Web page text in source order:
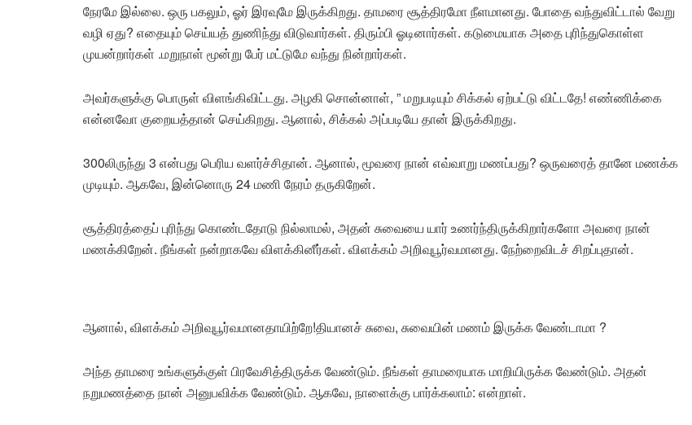
நேரமே இல்லை. ஒரு பகலும், ஓர் இரவுமே இருக்கிறது. தாமரை சூத்திரமோ நீளமானது. போதை வந்துவிட்டால் வேறு
வழி ஏது? எதையும் செய்யத் துணிந்து விடுவார்கள். திரும்பி ஓடினார்கள். கடுமையாக அதை புரிந்துகொள்ள
முயன்றார்கள் .மறுநாள் மூன்று பேர் மட்டுமே வந்து நின்றார்கள்.
அவர்களுக்கு பொருள் விளங்கிவிட்டது. அழகி சொன்னாள், ” மறுபடியும் சிக்கல் ஏற்பட்டு விட்டதே! எண்ணிக்கை
என்னவோ குறையத்தான் செய்கிறது. ஆனால், சிக்கல் அப்படியே தான் இருக்கிறது.
300லிருந்து 3 என்பது பெரிய வளர்ச்சிதான். ஆனால், மூவரை நான் எவ்வாறு மணப்பது? ஒருவரைத் தானே மணக்க
முடியும். ஆகவே, இன்னொரு 24 மணி நேரம் தருகிறேன்.
சூத்திரத்தைப் புரிந்து கொண்டதோடு நில்லாமல், அதன் சுவையை யார் உணர்ந்திருக்கிறார்களோ அவரை நான்
மணக்கிறேன். நீங்கள் நன்றாகவே விளக்கினீர்கள். விளக்கம் அறிவுபூர்வமானது. நேற்றைவிடச் சிறப்புதான்.
ஆனால், விளக்கம் அறிவுபூர்வமானதாயிற்றே!தியானச் சுவை, சுவையின் மணம் இருக்க வேண்டாமா ?
அந்த தாமரை உங்களுக்குள் பிரவேசித்திருக்க வேண்டும். நீங்கள் தாமரையாக மாறியிருக்க வேண்டும். அதன்
நறுமணத்தை நான் அனுபவிக்க வேண்டும். ஆகவே, நாளைக்கு பார்க்கலாம்: என்றாள்.